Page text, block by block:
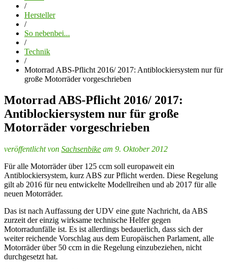
/
Hersteller
/
So nebenbei...
/
Technik
/
Motorrad ABS-Pflicht 2016/ 2017: Antiblockiersystem nur für
große Motorräder vorgeschrieben
Motorrad ABS-Pflicht 2016/ 2017:
Antiblockiersystem nur für große
Motorräder vorgeschrieben
veröffentlicht von Sachsenbike am 9. Oktober 2012
Für alle Motorräder über 125 ccm soll europaweit ein
Antiblockiersystem, kurz ABS zur Pflicht werden. Diese Regelung
gilt ab 2016 für neu entwickelte Modellreihen und ab 2017 für alle
neuen Motorräder.
Das ist nach Auffassung der UDV eine gute Nachricht, da ABS
zurzeit der einzig wirksame technische Helfer gegen
Motorradunfälle ist. Es ist allerdings bedauerlich, dass sich der
weiter reichende Vorschlag aus dem Europäischen Parlament, alle
Motorräder über 50 ccm in die Regelung einzubeziehen, nicht
durchgesetzt hat.